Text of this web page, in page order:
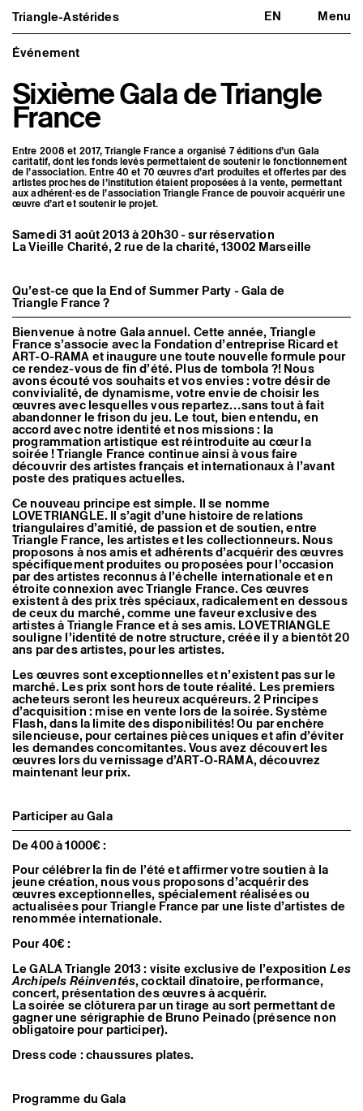
Triangle-Astérides EN Menu
Triangle-Astérides
Centre d’art contemporain
d’intérêt national
et résidence internationale d'artistes
Fermer
Présentation
À propos
Équipe et gouvernance
Formation professionnelle
Adhérer / nous soutenir
Rapports d'activité
Informations pratiques
Agenda : en cours et à venir
Expositions
Médiation
Publics associés
Les Nouveaux Commanditaires
Artistes résident·es et associé·es
Résident·es
Artistes associé·es
Hors-les-murs
Ancien·nes résident·es et artistes associé·es
Événement
Sixième Gala de Triangle
France
Entre 2008 et 2017, Triangle France a organisé 7 éditions d’un Gala
caritatif, dont les fonds levés permettaient de soutenir le fonctionnement
de l’association. Entre 40 et 70 œuvres d’art produites et offertes par des
artistes proches de l’institution étaient proposées à la vente, permettant
aux adhérent·es de l’association Triangle France de pouvoir acquérir une
œuvre d’art et soutenir le projet.
Samedi 31 août 2013 à 20h30 - sur réservation
La Vieille Charité, 2 rue de la charité, 13002 Marseille
Qu’est-ce que la End of Summer Party - Gala de
Triangle France ?
Bienvenue à notre Gala annuel. Cette année, Triangle
France s’associe avec la Fondation d’entreprise Ricard et
ART-O-RAMA et inaugure une toute nouvelle formule pour
ce rendez-vous de fin d’été. Plus de tombola ?! Nous
avons écouté vos souhaits et vos envies : votre désir de
convivialité, de dynamisme, votre envie de choisir les
œuvres avec lesquelles vous repartez…sans tout à fait
abandonner le frison du jeu. Le tout, bien entendu, en
accord avec notre identité et nos missions : la
programmation artistique est réintroduite au cœur la
soirée ! Triangle France continue ainsi à vous faire
découvrir des artistes français et internationaux à l’avant
poste des pratiques actuelles.
Ce nouveau principe est simple. Il se nomme
LOVETRIANGLE. Il s’agit d’une histoire de relations
triangulaires d’amitié, de passion et de soutien, entre
Triangle France, les artistes et les collectionneurs. Nous
proposons à nos amis et adhérents d’acquérir des œuvres
spécifiquement produites ou proposées pour l’occasion
par des artistes reconnus à l’échelle internationale et en
étroite connexion avec Triangle France. Ces œuvres
existent à des prix très spéciaux, radicalement en dessous
de ceux du marché, comme une faveur exclusive des
artistes à Triangle France et à ses amis. LOVETRIANGLE
souligne l’identité de notre structure, créée il y a bientôt 20
ans par des artistes, pour les artistes.
Les œuvres sont exceptionnelles et n’existent pas sur le
marché. Les prix sont hors de toute réalité. Les premiers
acheteurs seront les heureux acquéreurs. 2 Principes
d’acquisition : mise en vente lors de la soirée. Système
Flash, dans la limite des disponibilités! Ou par enchère
silencieuse, pour certaines pièces uniques et afin d’éviter
les demandes concomitantes. Vous avez découvert les
œuvres lors du vernissage d’ART-O-RAMA, découvrez
maintenant leur prix.
Participer au Gala
De 400 à 1000€ :
Pour célébrer la fin de l’été et affirmer votre soutien à la
jeune création, nous vous proposons d’acquérir des
œuvres exceptionnelles, spécialement réalisées ou
actualisées pour Triangle France par une liste d’artistes de
renommée internationale.
Pour 40€ :
Le GALA Triangle 2013 : visite exclusive de l’exposition Les
Archipels Réinventés, cocktail dînatoire, performance,
concert, présentation des œuvres à acquérir.
La soirée se clôturera par un tirage au sort permettant de
gagner une sérigraphie de Bruno Peinado (présence non
obligatoire pour participer).
Dress code : chaussures plates.
Programme du Gala